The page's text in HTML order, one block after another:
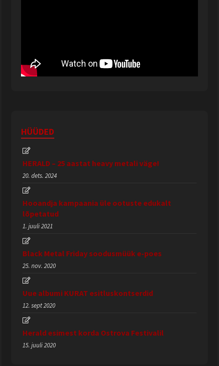
HÜÜDED
HERALD – 25 aastat heavy metali väge!
20. dets. 2024
Hooandja kampaania üle ootuste edukalt
lõpetatud
1. juuli 2021
Black Metal Friday soodusmüük e-poes
25. nov. 2020
Uue albumi KURAT esitluskontserdid
12. sept 2020
Herald esimest korda Ostrova Festivalil
15. juuli 2020